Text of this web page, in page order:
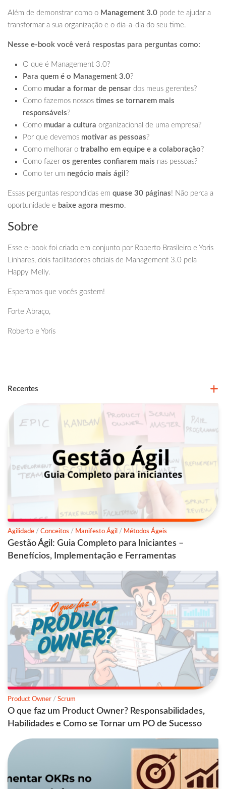
Além de demonstrar como o Management 3.0 pode te ajudar a
transformar a sua organização e o dia-a-dia do seu time.
Nesse e-book você verá respostas para perguntas como:
O que é Management 3.0?
Para quem é o Management 3.0?
Como mudar a formar de pensar dos meus gerentes?
Como fazemos nossos times se tornarem mais
responsáveis?
Como mudar a cultura organizacional de uma empresa?
Por que devemos motivar as pessoas?
Como melhorar o trabalho em equipe e a colaboração?
Como fazer os gerentes confiarem mais nas pessoas?
Como ter um negócio mais ágil ?
Essas perguntas respondidas em quase 30 páginas! Não perca a
oportunidade e baixe agora mesmo.
Sobre
Esse e-book foi criado em conjunto por Roberto Brasileiro e Yoris
Linhares, dois facilitadores oficiais de Management 3.0 pela
Happy Melly.
Esperamos que vocês gostem!
Forte Abraço,
Roberto e Yoris
Recentes
Agilidade / Conceitos / Manifesto Ágil / Métodos Ágeis
Gestão Ágil: Guia Completo para Iniciantes –
Benefícios, Implementação e Ferramentas
Product Owner / Scrum
O que faz um Product Owner? Responsabilidades,
Habilidades e Como se Tornar um PO de Sucesso